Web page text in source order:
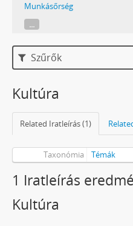
Munkásőrség
...
Szűrők
Kultúra
Related Iratleírás (1)
Taxonómia Témák
1 Iratleírás
Kultúra